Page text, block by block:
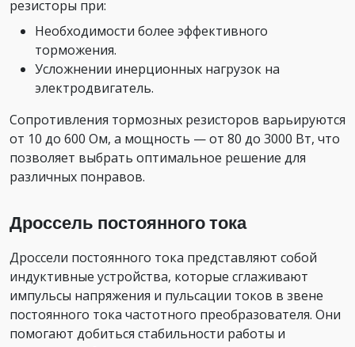
резисторы при:
Необходимости более эффективного
торможения.
Усложнении инерционных нагрузок на
электродвигатель.
Сопротивления тормозных резисторов варьируются
от 10 до 600 Ом, а мощность — от 80 до 3000 Вт, что
позволяет выбрать оптимальное решение для
различных понравов.
Дроссель постоянного тока
Дроссели постоянного тока представляют собой
индуктивные устройства, которые сглаживают
импульсы напряжения и пульсации токов в звене
постоянного тока частотного преобразователя. Они
помогают добиться стабильности работы и